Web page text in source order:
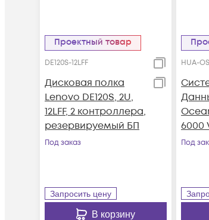
Проектный товар
DE120S-12LFF
Дисковая полка
Lenovo DE120S, 2U,
12LFF, 2 контроллера,
резервируемый БП
Под заказ
Запросить цену
В корзину
HUA-
6000
Под